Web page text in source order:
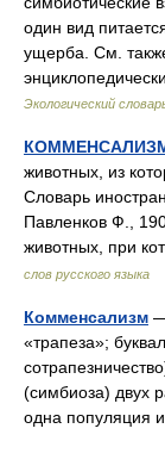
один вид
ущерба. См.
Экологический
животных, из
Словарь
Павленков Ф.,
животных, при
слов русского языка
Комменсализм
«трапеза»;
(симбиоза) двух
одна популяция